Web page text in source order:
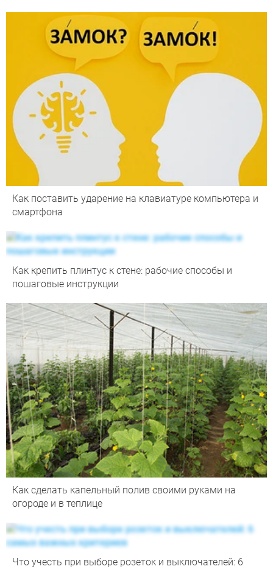
Как поставить ударение на клавиатуре компьютера и
смартфона
Как крепить плинтус к стене: рабочие способы и
пошаговые инструкции
Как сделать капельный полив своими руками на
огороде и в теплице
Что учесть при выборе розеток и выключателей: 6